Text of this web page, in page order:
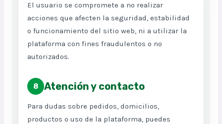
El usuario se compromete a no realizar
acciones que afecten la seguridad, estabilidad
o funcionamiento del sitio web, ni a utilizar la
plataforma con fines fraudulentos o no
autorizados.
8 Atención y contacto
Para dudas sobre pedidos, domicilios,
productos o uso de la plataforma, puedes